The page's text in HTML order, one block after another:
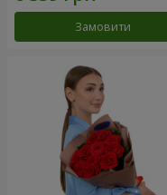
Замовити